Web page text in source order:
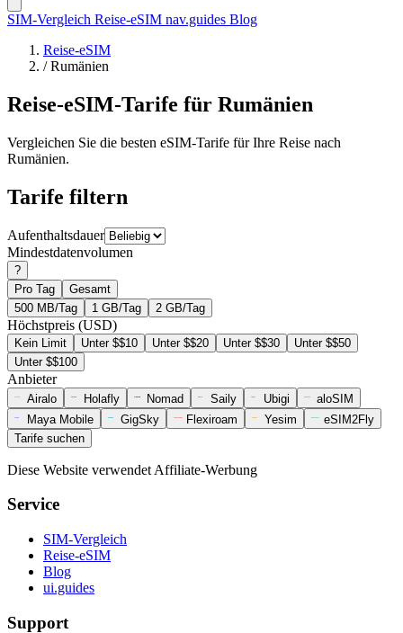
SIM-Vergleich Reise-eSIM nav.guides Blog
Reise-eSIM
/ Rumänien
Reise-eSIM-Tarife für Rumänien
Vergleichen Sie die besten eSIM-Tarife für Ihre Reise nach
Rumänien.
Tarife filtern
Aufenthaltsdauer
Mindestdatenvolumen
?
Pro Tag
Gesamt
500 MB/Tag
1 GB/Tag 2 GB/Tag
Höchstpreis (USD)
Kein Limit Unter $$10 Unter $$20 Unter $$30
Unter $$50
Unter $$100
Anbieter
Airalo Holafly Nomad Saily Ubigi
aloSIM
Maya Mobile
GigSky Flexiroam Yesim
eSIM2Fly
Tarife suchen
Diese Website verwendet Affiliate-Werbung
Service
SIM-Vergleich
Reise-eSIM
Blog
ui.guides
Support